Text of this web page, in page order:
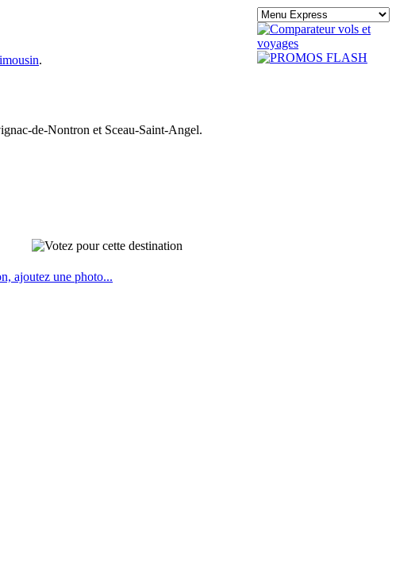
.
de-Nontron et Sceau-Saint-Angel.
ajoutez une photo...